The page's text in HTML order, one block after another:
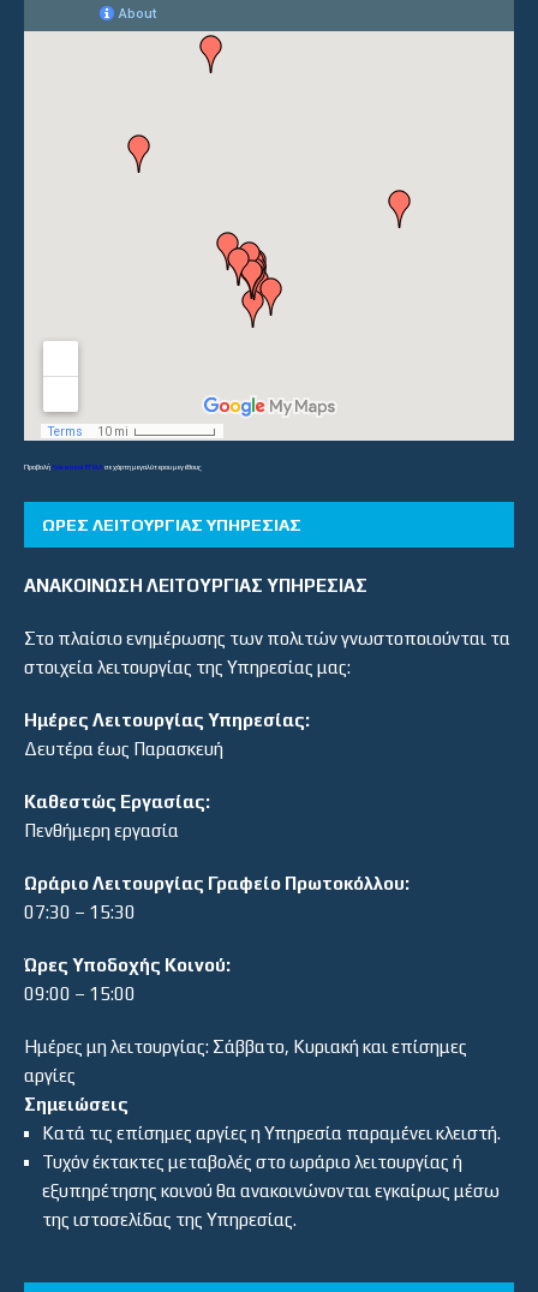
ΠροβολήΛύκεια και ΕΠΑΛσε χάρτη μεγαλύτερου μεγέθους
ΏΡΕΣ ΛΕΙΤΟΥΡΓΊΑΣ ΥΠΗΡΕΣΊΑΣ
ΑΝΑΚΟΙΝΩΣΗ ΛΕΙΤΟΥΡΓΙΑΣ ΥΠΗΡΕΣΙΑΣ
Στο πλαίσιο ενημέρωσης των πολιτών γνωστοποιούνται τα
στοιχεία λειτουργίας της Υπηρεσίας μας:
Ημέρες Λειτουργίας Υπηρεσίας:
Δευτέρα έως Παρασκευή
Καθεστώς Εργασίας:
Πενθήμερη εργασία
Ωράριο Λειτουργίας Γραφείο Πρωτοκόλλου:
07:30 – 15:30
Ώρες Υποδοχής Κοινού:
09:00 – 15:00
Ημέρες μη λειτουργίας: Σάββατο, Κυριακή και επίσημες
αργίες
Σημειώσεις
Κατά τις επίσημες αργίες η Υπηρεσία παραμένει κλειστή.
Τυχόν έκτακτες μεταβολές στο ωράριο λειτουργίας ή
εξυπηρέτησης κοινού θα ανακοινώνονται εγκαίρως μέσω
της ιστοσελίδας της Υπηρεσίας.